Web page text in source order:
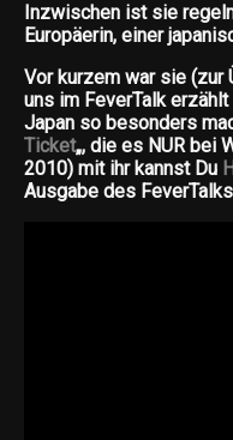
Inzwischen ist sie
Europäerin, einer
Vor kurzem war sie (zur
uns im FeverTalk
Japan so besonders
Ticket„, die es NUR bei
2010) mit ihr kannst Du
Ausgabe des